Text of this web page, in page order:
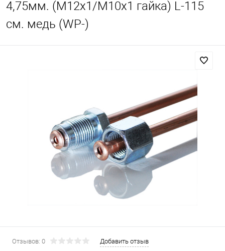
4,75мм. (М12х1/М10х1 гайка) L-115
см. медь (WP-)
Отзывов: 0
Добавить отзыв